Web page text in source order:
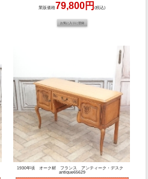
業販価格79,800円(税込)
1930年頃 オーク材 フランス アンティーク・デスク
antique65629